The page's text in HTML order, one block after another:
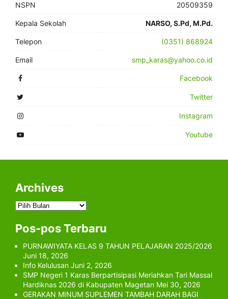
NSPN 20509359
Kepala Sekolah NARSO, S.Pd, M.Pd.
Telepon (0351) 868924
Email smp_karas@yahoo.co.id
Facebook
Twitter
Instagram
Youtube
Archives
Archives
Pos-pos Terbaru
PURNAWIYATA KELAS 9 TAHUN PELAJARAN 2025/2026
Juni 18, 2026
Info Kelulusan Juni 2, 2026
SMP Negeri 1 Karas Berpartisipasi Meriahkan Tari Massal
Hardiknas 2026 di Kabupaten Magetan Mei 30, 2026
GERAKAN MINUM SUPLEMEN TAMBAH DARAH BAGI